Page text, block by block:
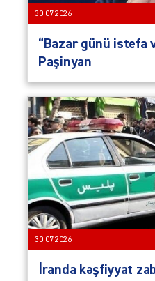
30.07.2026
“Bazar günü istefa
Paşinyan
30.07.2026
İranda kəşfiyyat